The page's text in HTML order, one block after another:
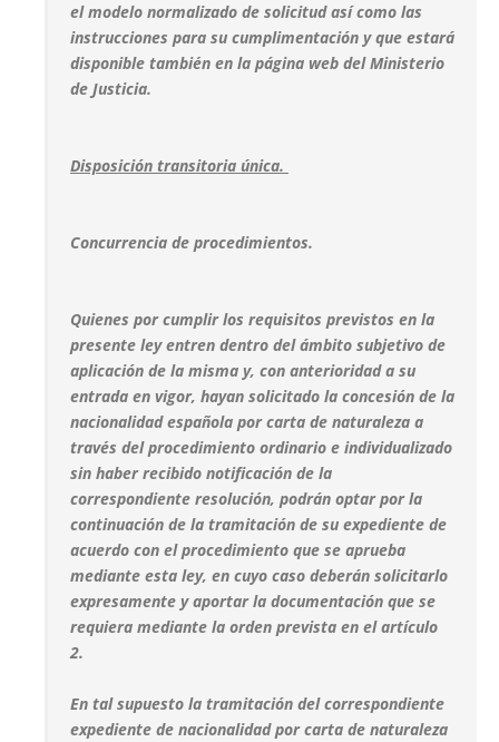
el modelo normalizado de solicitud así como las
instrucciones para su cumplimentación y que estará
disponible también en la página web del Ministerio
de Justicia.
Disposición transitoria única.
Concurrencia de procedimientos.
Quienes por cumplir los requisitos previstos en la
presente ley entren dentro del ámbito subjetivo de
aplicación de la misma y, con anterioridad a su
entrada en vigor, hayan solicitado la concesión de la
nacionalidad española por carta de naturaleza a
través del procedimiento ordinario e individualizado
sin haber recibido notificación de la
correspondiente resolución, podrán optar por la
continuación de la tramitación de su expediente de
acuerdo con el procedimiento que se aprueba
mediante esta ley, en cuyo caso deberán solicitarlo
expresamente y aportar la documentación que se
requiera mediante la orden prevista en el artículo
2.
En tal supuesto la tramitación del correspondiente
expediente de nacionalidad por carta de naturaleza